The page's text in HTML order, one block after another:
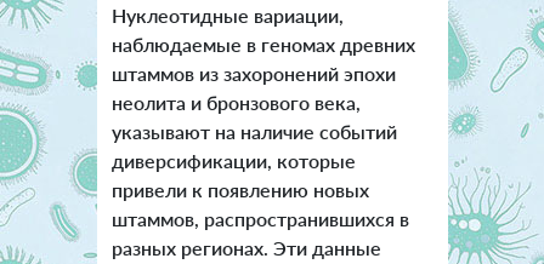
Нуклеотидные вариации,
наблюдаемые в геномах древних
штаммов из захоронений эпохи
неолита и бронзового века,
указывают на наличие событий
диверсификации, которые
привели к появлению новых
штаммов, распространившихся в
разных регионах. Эти данные